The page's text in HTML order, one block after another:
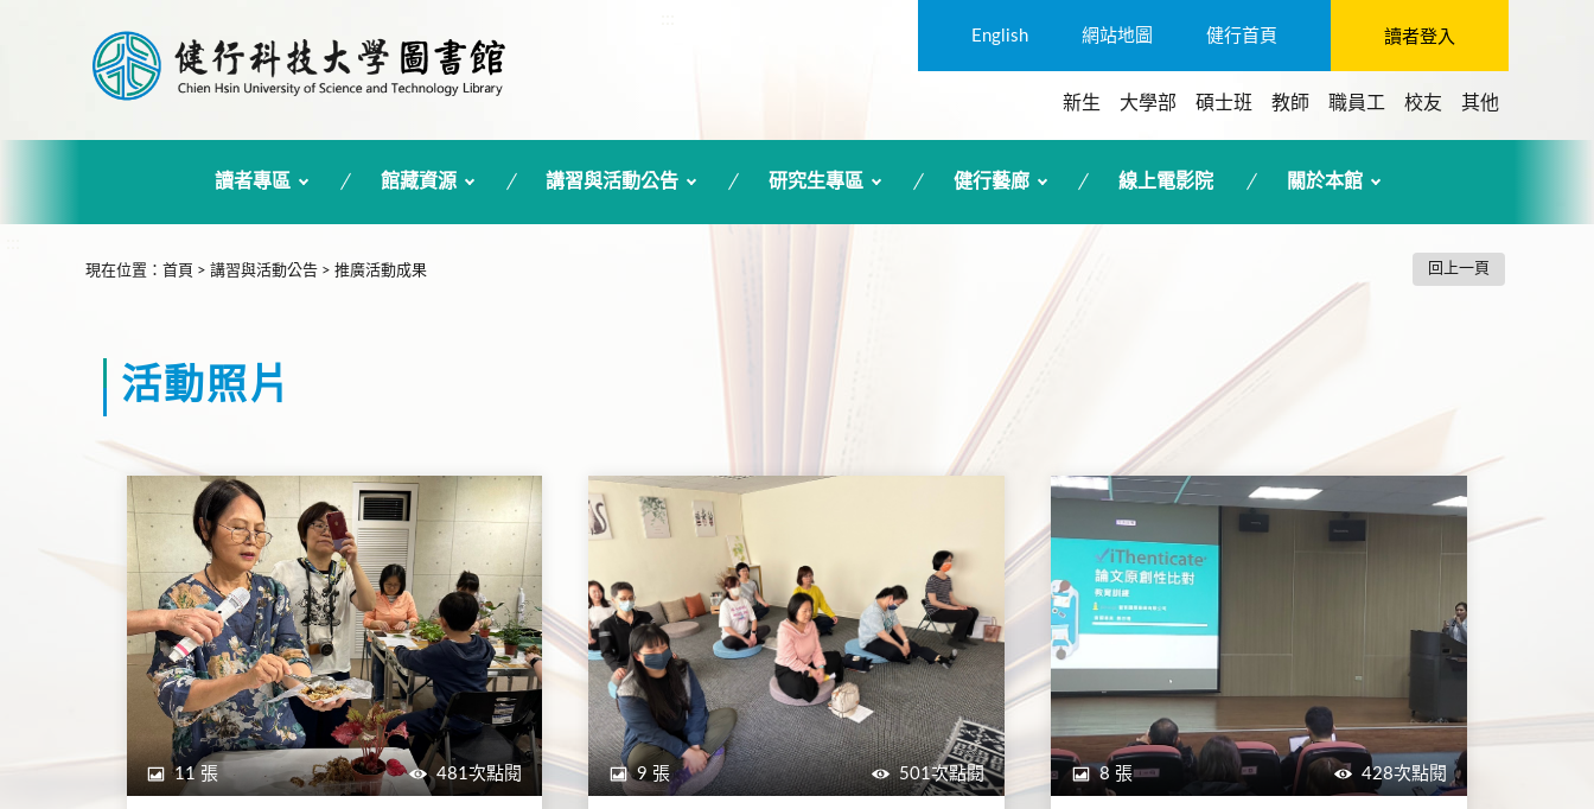
English 網站地圖 健行首頁 讀者登入
新生 大學部 碩士班 教師 職員工 校友 其他
讀者專區 館藏資源 講習與活動公告 研究生專區 健行藝廊 線上電影院 關於本館
現在位置 ： 首頁 > 講習與活動公告 > 推廣活動成果 回上一頁
活動照片
11 張 481次點閱 9 張 501次點閱 8 張 428次點閱